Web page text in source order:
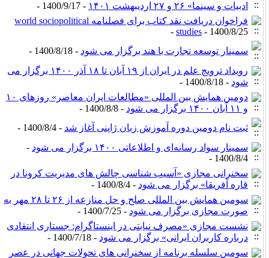
ادبیات و سینما» ۲۶ و ۲۷ اردیبهشت ۱۴۰۱
- 1400/9/17 -
فراخوان دریافت نقد کتاب برای فصلنامه world sociopolitical
studies - 1400/8/25 -
سمینار توسعه تجارت با هند برگزار می شود- 1400/8/18 -
رویداد ترویج علم در ایران از ۱۹ آبان تا ۱۸ آذر ۱۴۰۰ برگزار می
شود- 1400/8/18 -
دومین همایش بین المللی «مطالعات ایران معاصر» روزهای ۱۰
و ۱۱ آبان ۱۴۰۰ برگزار می شود
- 1400/8/8 -
ثبت نام دومین دوره آموزش زبان ژاپنی آغاز شد- 1400/8/4 -
سمینار سواد رسانه‌ای و اطلاعاتی ۱۴۰۰ برگزار می شود
-
1400/8/4 -
سخنرانی مجازی «آسیب شناسی چالش های مدیریت کرونا در
قاره آفریقا» برگزار می شود- 1400/8/4 -
سومین همایش بین المللی صلح و حل منازعه از ۲۶ تا ۲۸ مهر به
صورت مجازی برگزار می شود- 1400/7/25 -
نشست مجازی «مصرف نیابتی در اینستاگرام: جستاری انتقادی
درباره کاربران ایرانی» برگزار می شود- 1400/7/18 -
سومین سلسله برنامه از سخنرانی های تحولات جهانی در عصر